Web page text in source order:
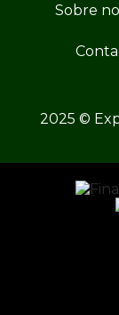
Sobre
2025 ©